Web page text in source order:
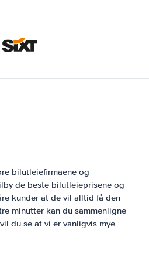
bilutleiefirmaene og
de beste bilutleieprisene og
kunder at de vil alltid få den
minutter kan du sammenligne
du se at vi er vanligvis mye